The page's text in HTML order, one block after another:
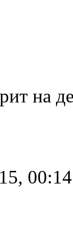
на
00:14